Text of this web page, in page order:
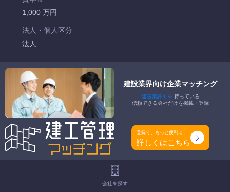
1,000 万円
法人・個人区分
法人
許可番号
静岡県知事許可 第034179号
特定建設業
-
一般建設業
塗装工事業 防水工事業 機械器具設置工事業
建設業界向け企業マッチング
建設業許可を 持っている
信頼できる会社だけを掲載・登録
登録で、もっと便利に！
詳しくはこちら
会社を探す